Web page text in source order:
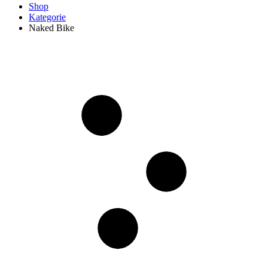
Shop
Kategorie
Naked Bike